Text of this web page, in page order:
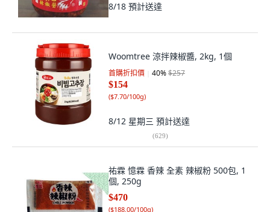
8/18 預計送達
Woomtree 涼拌辣椒醬, 2kg, 1個
首購折扣價 40%$257
$154
($7.70/100g)
8/12 星期三 預計送達
(629)
祐霖 憶霖 香辣 全素 辣椒粉 500包, 1
個, 250g
$470
($188.00/100g)